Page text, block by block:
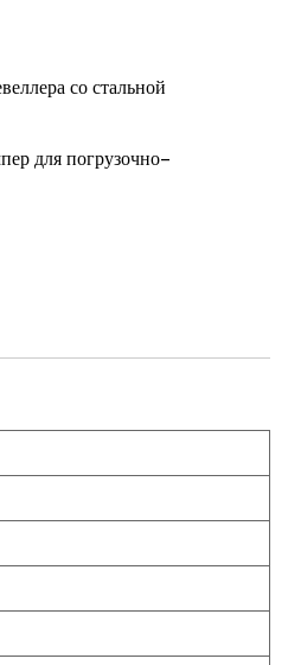
со стальной
для погрузочно-